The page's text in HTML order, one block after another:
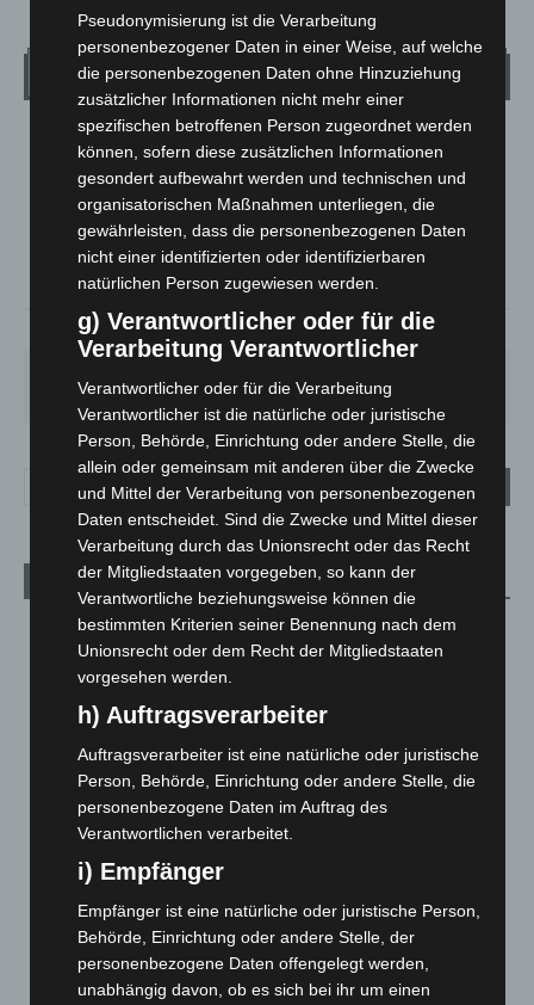
Wetter
LANGENHAGEN
Überwiegend Bewölkt
21° 21.7°
18.8°
59% 3.9m/s 77%
21° 26° 32° 31°
Aktuelle Beiträge
Niedersachsen: Feuerwehrkräfte kehren nach
Waldbrandeinsatz aus Spanien zurück
7. August 2026
Hannover: Erste Tigermücken-Population in Niedersachsen
entdeckt
7. August 2026
Brand im „Haus der Begegnung“ in Neuwarmbüchen schnell
6. August 2026
Region Hannover: 21 neue Notfallsanitäter starten beim
Roten Kreuz
5. August 2026
Pseudonymisierung ist die Verarbeitung
personenbezogener Daten in einer Weise, auf welche
die personenbezogenen Daten ohne Hinzuziehung
zusätzlicher Informationen nicht mehr einer
spezifischen betroffenen Person zugeordnet werden
können, sofern diese zusätzlichen Informationen
gesondert aufbewahrt werden und technischen und
organisatorischen Maßnahmen unterliegen, die
gewährleisten, dass die personenbezogenen Daten
nicht einer identifizierten oder identifizierbaren
natürlichen Person zugewiesen werden.
g) Verantwortlicher oder für die
Verarbeitung Verantwortlicher
Verantwortlicher oder für die Verarbeitung
Verantwortlicher ist die natürliche oder juristische
Person, Behörde, Einrichtung oder andere Stelle, die
allein oder gemeinsam mit anderen über die Zwecke
und Mittel der Verarbeitung von personenbezogenen
Daten entscheidet. Sind die Zwecke und Mittel dieser
Verarbeitung durch das Unionsrecht oder das Recht
der Mitgliedstaaten vorgegeben, so kann der
Verantwortliche beziehungsweise können die
bestimmten Kriterien seiner Benennung nach dem
Unionsrecht oder dem Recht der Mitgliedstaaten
vorgesehen werden.
h) Auftragsverarbeiter
Auftragsverarbeiter ist eine natürliche oder juristische
Person, Behörde, Einrichtung oder andere Stelle, die
personenbezogene Daten im Auftrag des
Verantwortlichen verarbeitet.
i) Empfänger
Empfänger ist eine natürliche oder juristische Person,
Behörde, Einrichtung oder andere Stelle, der
personenbezogene Daten offengelegt werden,
unabhängig davon, ob es sich bei ihr um einen